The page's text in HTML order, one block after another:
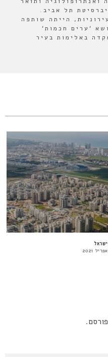
תל אביב.
הייתה שותפה
'ערים חכמות'
באלימות בעיר